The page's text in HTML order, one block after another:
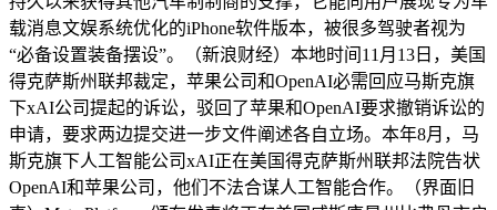
载消息文娱系统优化的iPhone软件版本，被很多驾驶者视为
“必备设置装备摆设”。（新浪财经）本地时间11月13日，美国
得克萨斯州联邦裁定，苹果公司和OpenAI必需回应马斯克旗
下xAI公司提起的诉讼，驳回了苹果和OpenAI要求撤销诉讼的
申请，要求两边提交进一步文件阐述各自立场。本年8月，马
斯克旗下人工智能公司xAI正在美国得克萨斯州联邦法院告状
OpenAI和苹果公司，他们不法合谋人工智能合作。（界面旧